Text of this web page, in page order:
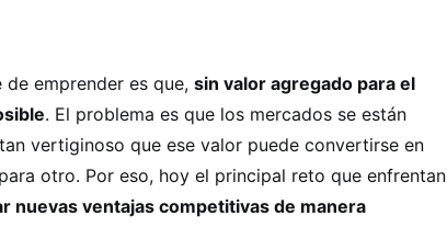
emprender es que, sin valor agregado para el
. El problema es que los mercados se están
vertiginoso que ese valor puede convertirse en
otro. Por eso, hoy el principal reto que enfrentan
nuevas ventajas competitivas de manera